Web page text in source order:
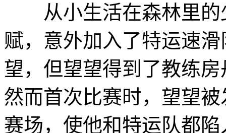
从小生活在森林里的
赋，意外加入了特运速
望，但望望得到了教练
然而首次比赛时，望望
赛场，使他和特运队都